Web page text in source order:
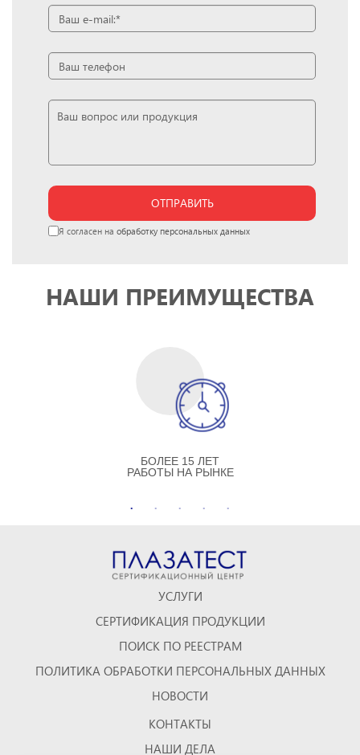
ОТПРАВИТЬ
Я согласен на обработку персональных данных
НАШИ ПРЕИМУЩЕСТВА
БОЛЕЕ 15 ЛЕТ
РАБОТЫ НА РЫНКЕ
УСЛУГИ
СЕРТИФИКАЦИЯ ПРОДУКЦИИ
ПОИСК ПО РЕЕСТРАМ
ПОЛИТИКА ОБРАБОТКИ ПЕРСОНАЛЬНЫХ ДАННЫХ
НОВОСТИ
КОНТАКТЫ
НАШИ ДЕЛА